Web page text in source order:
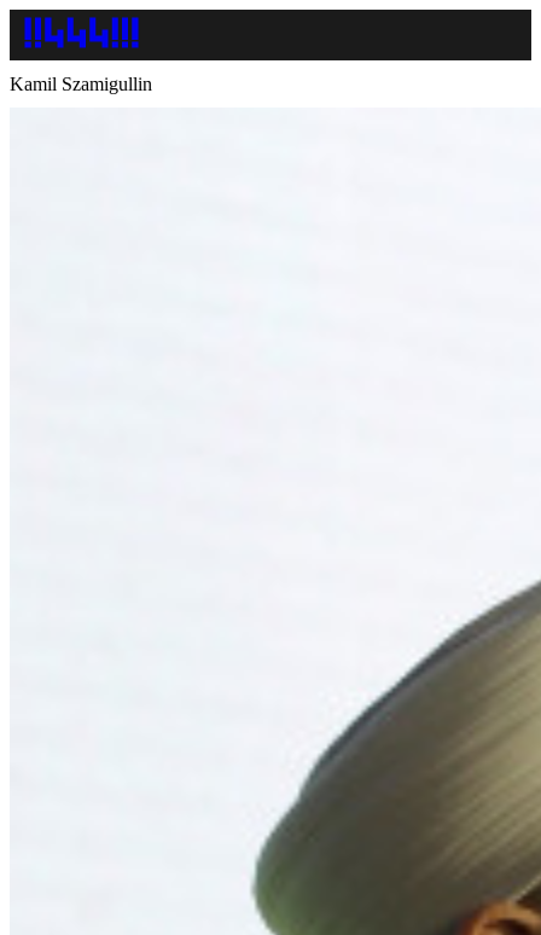
Kamil Szamigullin